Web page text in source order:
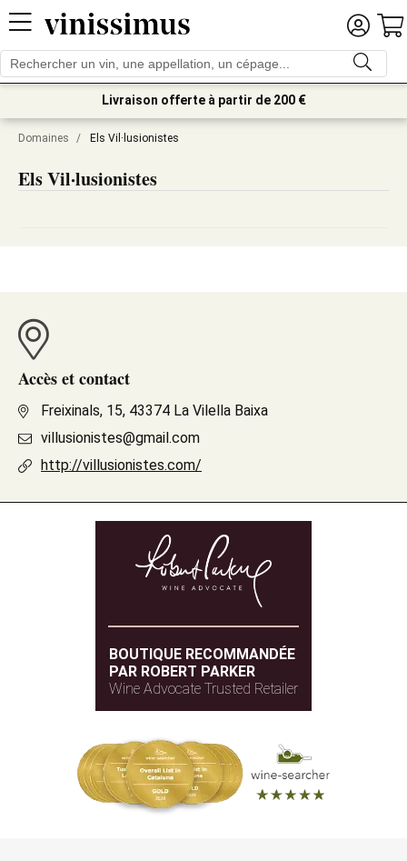
Livraison offerte à partir de 200 €
Domaines / Els Vil·lusionistes
Els Vil·lusionistes
Accès et contact
Freixinals, 15, 43374 La Vilella Baixa
villusionistes@gmail.com
http://villusionistes.com/
BOUTIQUE RECOMMANDÉE
PAR ROBERT PARKER
Wine Advocate Trusted Retailer